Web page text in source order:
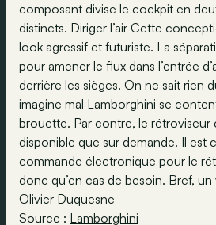
composant divise le cockpit en
distincts. Diriger l’air Cette
look agressif et futuriste. La
pour amener le flux dans l’entrée
derrière les sièges. On ne sait rien
imagine mal Lamborghini se
brouette. Par contre, le rétroviseur
disponible que sur demande. Il est
commande électronique pour le
donc qu’en cas de besoin. Bref,
Olivier Duquesne
Source : Lamborghini